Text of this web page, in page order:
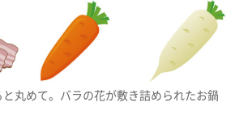
丸めて。バラの花が敷き詰められたお鍋